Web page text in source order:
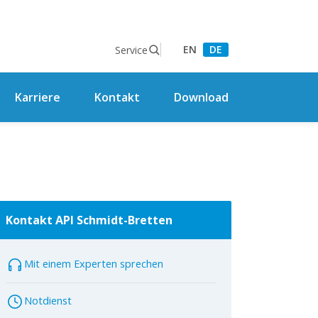
Service EN DE
Karriere Kontakt Download
Kontakt API Schmidt-Bretten
Mit einem Experten sprechen
Notdienst